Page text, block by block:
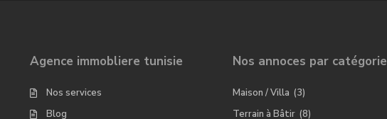
Agence immobliere tunisie
Nos services
Blog
Nos annoces par catégorie
Maison / Villa (3)
Terrain à Bâtir (8)